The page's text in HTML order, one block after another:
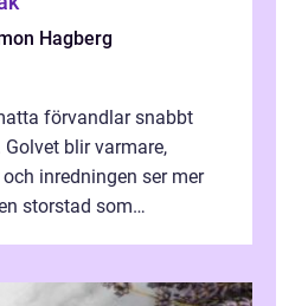
Hagberg
förvandlar snabbt
blir varmare,
inredningen ser mer
storstad som